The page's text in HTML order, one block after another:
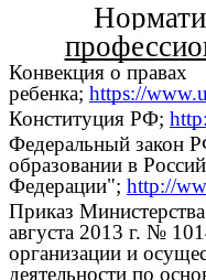
Конвекция о правах
ребенка; https://
Конституция РФ;
Федеральный закон
образовании в
Федерации"; http://
Приказ
августа 2013 г. №
организации и
деятельности по